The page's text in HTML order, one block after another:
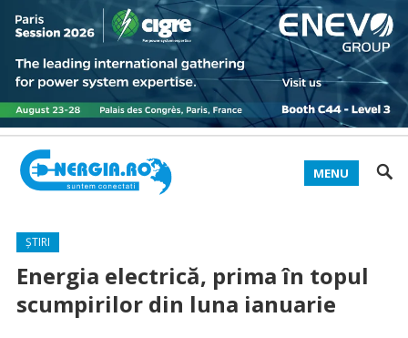
MENU
ȘTIRI
Energia electrică, prima în topul
scumpirilor din luna ianuarie